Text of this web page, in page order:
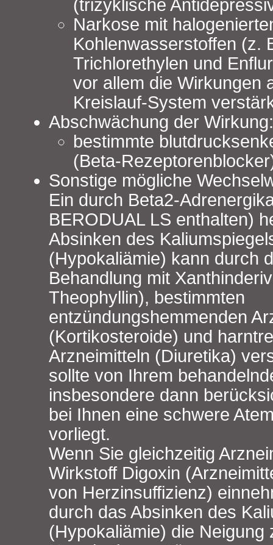
(trizyklische
Narkose mit
Kohlenwasserstoffen (z.
Trichlorethylen und
vor allem die Wirkungen
Kreislauf-System
Abschwächung der Wirkung:
bestimmte
Sonstige mögliche
Ein durch
BERODUAL LS enthalten)
Absinken des
(Hypokaliämie) kann durch
Behandlung mit
Theophyllin), bestimmten
entzündungshemmenden
(Kortikosteroide) und
Arzneimitteln (Diuretika)
sollte von Ihrem
insbesondere dann
bei Ihnen eine schwere
vorliegt.
Wenn Sie gleichzeitig
Wirkstoff Digoxin
von Herzinsuffizienz)
durch das Absinken des
(Hypokaliämie) die Neigung